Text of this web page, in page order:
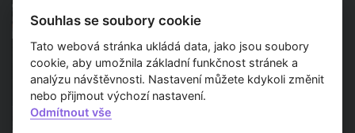
TV Architect v regionech -
Hlavní vstup na brněnský
ústřední hřbitov bude citlivě
obnoven architekty ze studia
Refuel
Souhlas se soubory cookie
Tato webová stránka ukládá data, jako jsou soubory
cookie, aby umožnila základní funkčnost stránek a
analýzu návštěvnosti. Nastavení můžete kdykoli změnit
nebo přijmout výchozí nastavení.
Odmítnout vše